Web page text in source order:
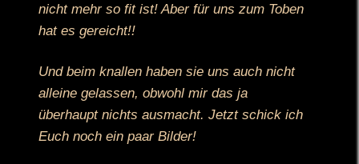
nicht mehr so fit ist! Aber für uns zum Toben
hat es gereicht!!
Und beim knallen haben sie uns auch nicht
alleine gelassen, obwohl mir das ja
überhaupt nichts ausmacht. Jetzt schick ich
Euch noch ein paar Bilder!